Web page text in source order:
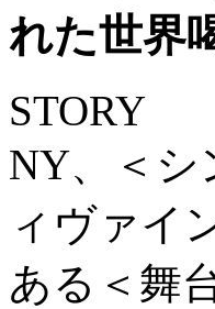
れた世界
STORY
NY、＜シ
ィヴァイ
ある＜舞